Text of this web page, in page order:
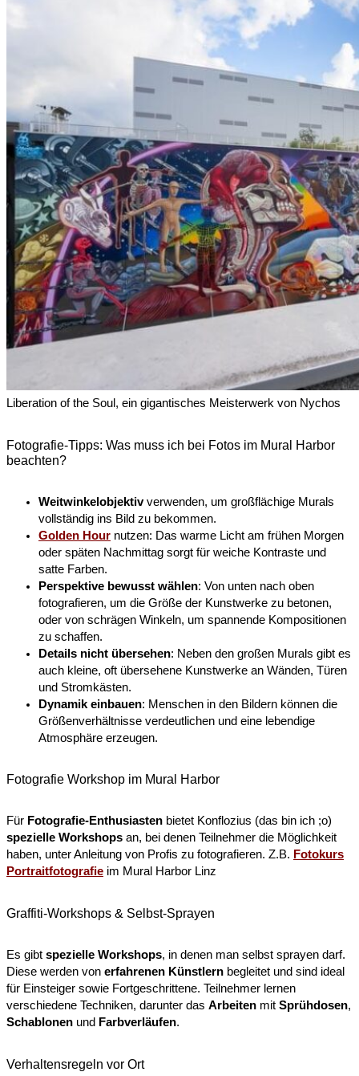
Liberation of the Soul, ein gigantisches Meisterwerk von Nychos
Fotografie-Tipps: Was muss ich bei Fotos im Mural Harbor
beachten?
Weitwinkelobjektivverwenden, um großflächige Murals
vollständig ins Bild zu bekommen.
Golden Hour nutzen: Das warme Licht am frühen Morgen
oder späten Nachmittag sorgt für weiche Kontraste und
satte Farben.
Perspektive bewusst wählen: Von unten nach oben
fotografieren, um die Größe der Kunstwerke zu betonen,
oder von schrägen Winkeln, um spannende Kompositionen
zu schaffen.
Details nicht übersehen: Neben den großen Murals gibt es
auch kleine, oft übersehene Kunstwerke an Wänden, Türen
und Stromkästen.
Dynamik einbauen: Menschen in den Bildern können die
Größenverhältnisse verdeutlichen und eine lebendige
Atmosphäre erzeugen.
Fotografie Workshop im Mural Harbor
Für Fotografie-Enthusiasten bietet Konflozius (das bin ich ;o)
spezielle Workshops an, bei denen Teilnehmer die Möglichkeit
haben, unter Anleitung von Profis zu fotografieren. Z.B. Fotokurs
Portraitfotografie im Mural Harbor Linz
Graffiti-Workshops & Selbst-Sprayen
Es gibt spezielle Workshops, in denen man selbst sprayen darf.
Diese werden von erfahrenen Künstlern begleitet und sind ideal
für Einsteiger sowie Fortgeschrittene. Teilnehmer lernen
verschiedene Techniken, darunter das Arbeiten mit Sprühdosen,
Schablonen und Farbverläufen.
Verhaltensregeln vor Ort​